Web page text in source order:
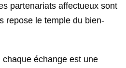
partenariats affectueux sont
repose le temple du bien-
échange est une